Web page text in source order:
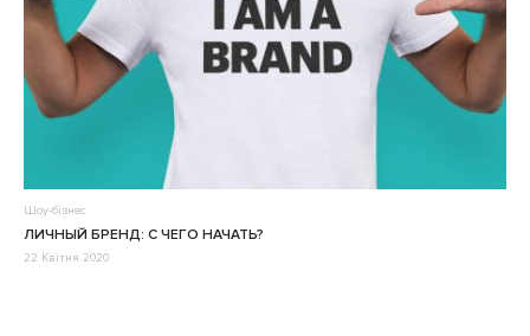
Шоу-бізнес
ЛИЧНЫЙ БРЕНД: С ЧЕГО НАЧАТЬ?
22 Квітня 2020